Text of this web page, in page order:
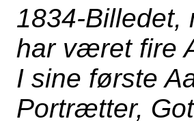
1834-Billedet,
har været fire
I sine første
Portrætter,